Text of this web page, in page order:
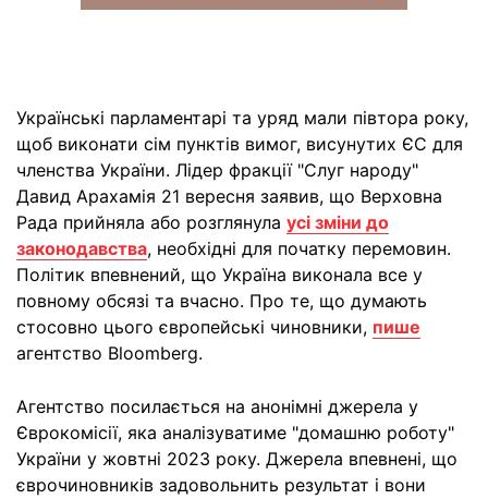
Українські парламентарі та уряд мали півтора року,
щоб виконати сім пунктів вимог, висунутих ЄС для
членства України. Лідер фракції "Слуг народу"
Давид Арахамія 21 вересня заявив, що Верховна
Рада прийняла або розглянула усі зміни до
законодавства, необхідні для початку перемовин.
Політик впевнений, що Україна виконала все у
повному обсязі та вчасно. Про те, що думають
стосовно цього європейські чиновники, пише
агентство Bloomberg.
Агентство посилається на анонімні джерела у
Єврокомісії, яка аналізуватиме "домашню роботу"
України у жовтні 2023 року. Джерела впевнені, що
єврочиновників задовольнить результат і вони